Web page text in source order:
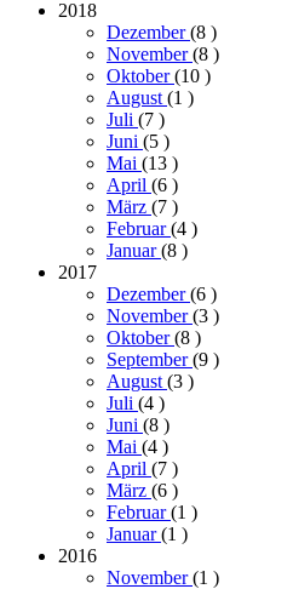
2018
Dezember(8 )
November(8 )
Oktober(10 )
August (1 )
Juli (7 )
Juni (5 )
Mai (13 )
April (6 )
März (7 )
Februar(4 )
Januar(8 )
2017
Dezember(6 )
November(3 )
Oktober(8 )
September(9 )
August (3 )
Juli (4 )
Juni (8 )
Mai (4 )
April (7 )
März (6 )
Februar(1 )
Januar(1 )
2016
November(1 )